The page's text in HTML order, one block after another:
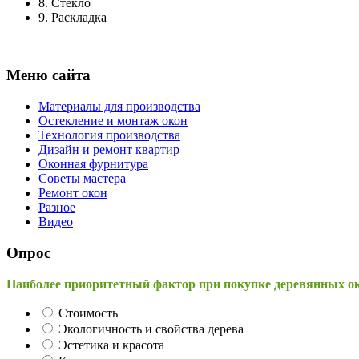
9. Раскладка
Меню сайта
Материалы для производства
Остекление и монтаж окон
Технология производства
Дизайн и ремонт квартир
Оконная фурнитура
Советы мастера
Ремонт окон
Разное
Видео
Опрос
Наиболее приоритетный фактор при покупке деревянных
Стоимость
Экологичность и свойства дерева
Эстетика и красота